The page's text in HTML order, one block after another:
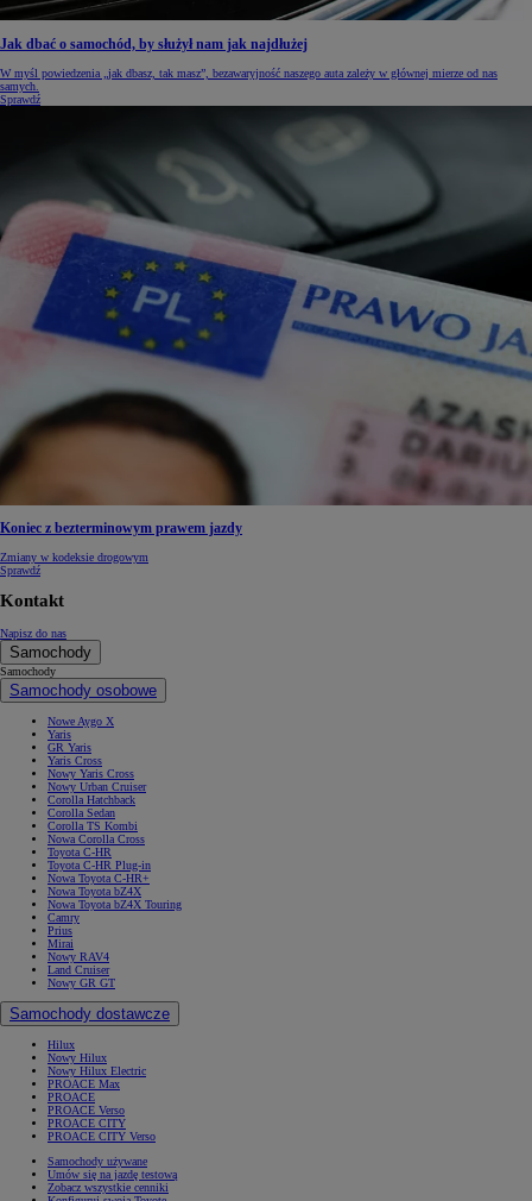
Jak dbać o samochód, by służył nam jak najdłużej
W myśl powiedzenia „jak dbasz, tak masz”, bezawaryjność naszego auta zależy w głównej mierze od nas
samych.
Sprawdź
Koniec z bezterminowym prawem jazdy
Zmiany w kodeksie drogowym
Sprawdź
Kontakt
Napisz do nas
Samochody
Samochody
Samochody osobowe
Nowe Aygo X
Yaris
GR Yaris
Yaris Cross
Nowy Yaris Cross
Nowy Urban Cruiser
Corolla Hatchback
Corolla Sedan
Corolla TS Kombi
Nowa Corolla Cross
Toyota C-HR
Toyota C-HR Plug-in
Nowa Toyota C-HR+
Nowa Toyota bZ4X
Nowa Toyota bZ4X Touring
Camry
Prius
Mirai
Nowy RAV4
Land Cruiser
Nowy GR GT
Samochody dostawcze
Hilux
Nowy Hilux
Nowy Hilux Electric
PROACE Max
PROACE
PROACE Verso
PROACE CITY
PROACE CITY Verso
Samochody używane
Umów się na jazdę testową
Zobacz wszystkie cenniki